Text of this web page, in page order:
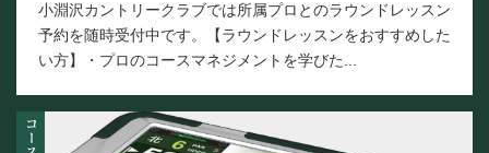
小淵沢カントリークラブでは所属プロとのラウンドレッスン
予約を随時受付中です。【ラウンドレッスンをおすすめした
い方】・プロのコースマネジメントを学びた...